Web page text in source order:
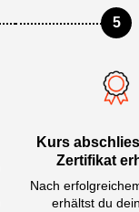
5
Kurs
Zertifikat
Nach
erhältst du